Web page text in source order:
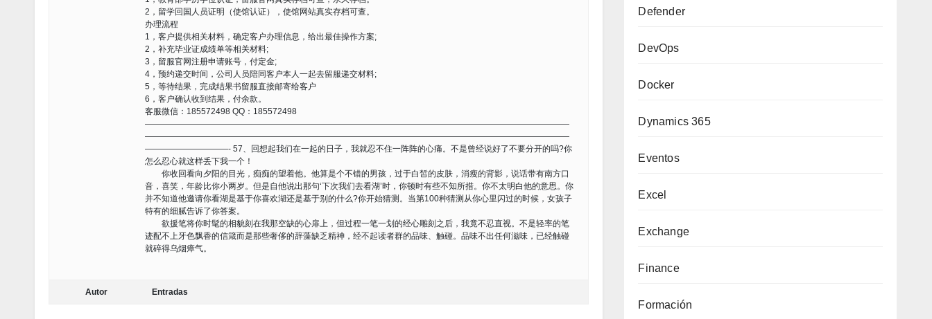
2，留学回国人员证明（使馆认证），使馆网站真实存档可查。
办理流程
1，客户提供相关材料，确定客户办理信息，给出最佳操作方案;
2，补充毕业证成绩单等相关材料;
3，留服官网注册申请账号，付定金;
4，预约递交时间，公司人员陪同客户本人一起去留服递交材料;
5，等待结果，完成结果书留服直接邮寄给客户
6，客户确认收到结果，付余款。
客服微信：185572498 QQ：185572498
———————————————————————————————————————————————————
———————————————————————————————————————————————————
——————————- 57、回想起我们在一起的日子，我就忍不住一阵阵的心痛。不是曾经说好了不要分开的吗?你
怎么忍心就这样丢下我一个！
你收回看向夕阳的目光，痴痴的望着他。他算是个不错的男孩，过于白皙的皮肤，消瘦的背影，说话带有南方口
音，喜笑，年龄比你小两岁。但是自他说出那句‘下次我们去看湖’时，你顿时有些不知所措。你不太明白他的意思。你
并不知道他邀请你看湖是基于你喜欢湖还是基于别的什么?你开始猜测。当第100种猜测从你心里闪过的时候，女孩子
特有的细腻告诉了你答案。
欲援笔将你时髦的相貌刻在我那空缺的心扉上，但过程一笔一划的经心雕刻之后，我竟不忍直视。不是轻率的笔
迹配不上牙色飘香的信箴而是那些奢侈的辞藻缺乏精神，经不起读者群的品味、触碰。品味不出任何滋味，已经触碰
就碎得乌烟瘴气。
Autor Entradas
Defender
DevOps
Docker
Dynamics 365
Eventos
Excel
Exchange
Finance
Formación